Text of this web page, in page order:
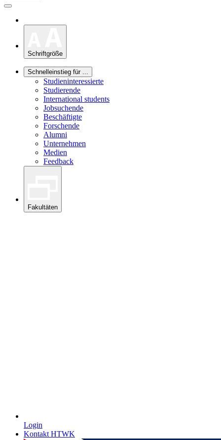
Schriftgröße
Schnelleinstieg für ...
Studieninteressierte
Studierende
International students
Jobsuchende
Beschäftigte
Forschende
Alumni
Unternehmen
Medien
Feedback
Fakultäten
Login
Kontakt HTWK